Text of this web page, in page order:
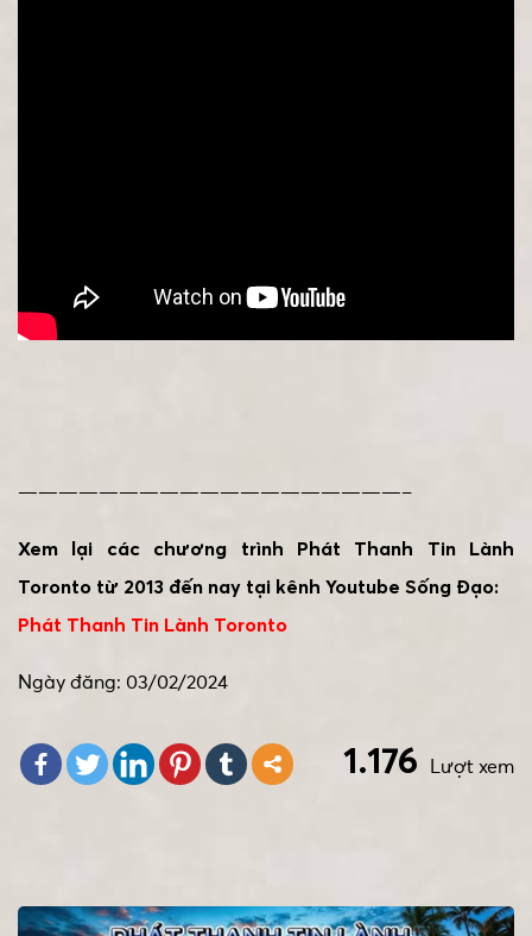
———————————————————–
Xem lại các chương trình Phát Thanh Tin Lành
Toronto từ 2013 đến nay tại kênh Youtube Sống Đạo:
Phát Thanh Tin Lành Toronto
Ngày đăng: 03/02/2024
Lượt xem
1.176